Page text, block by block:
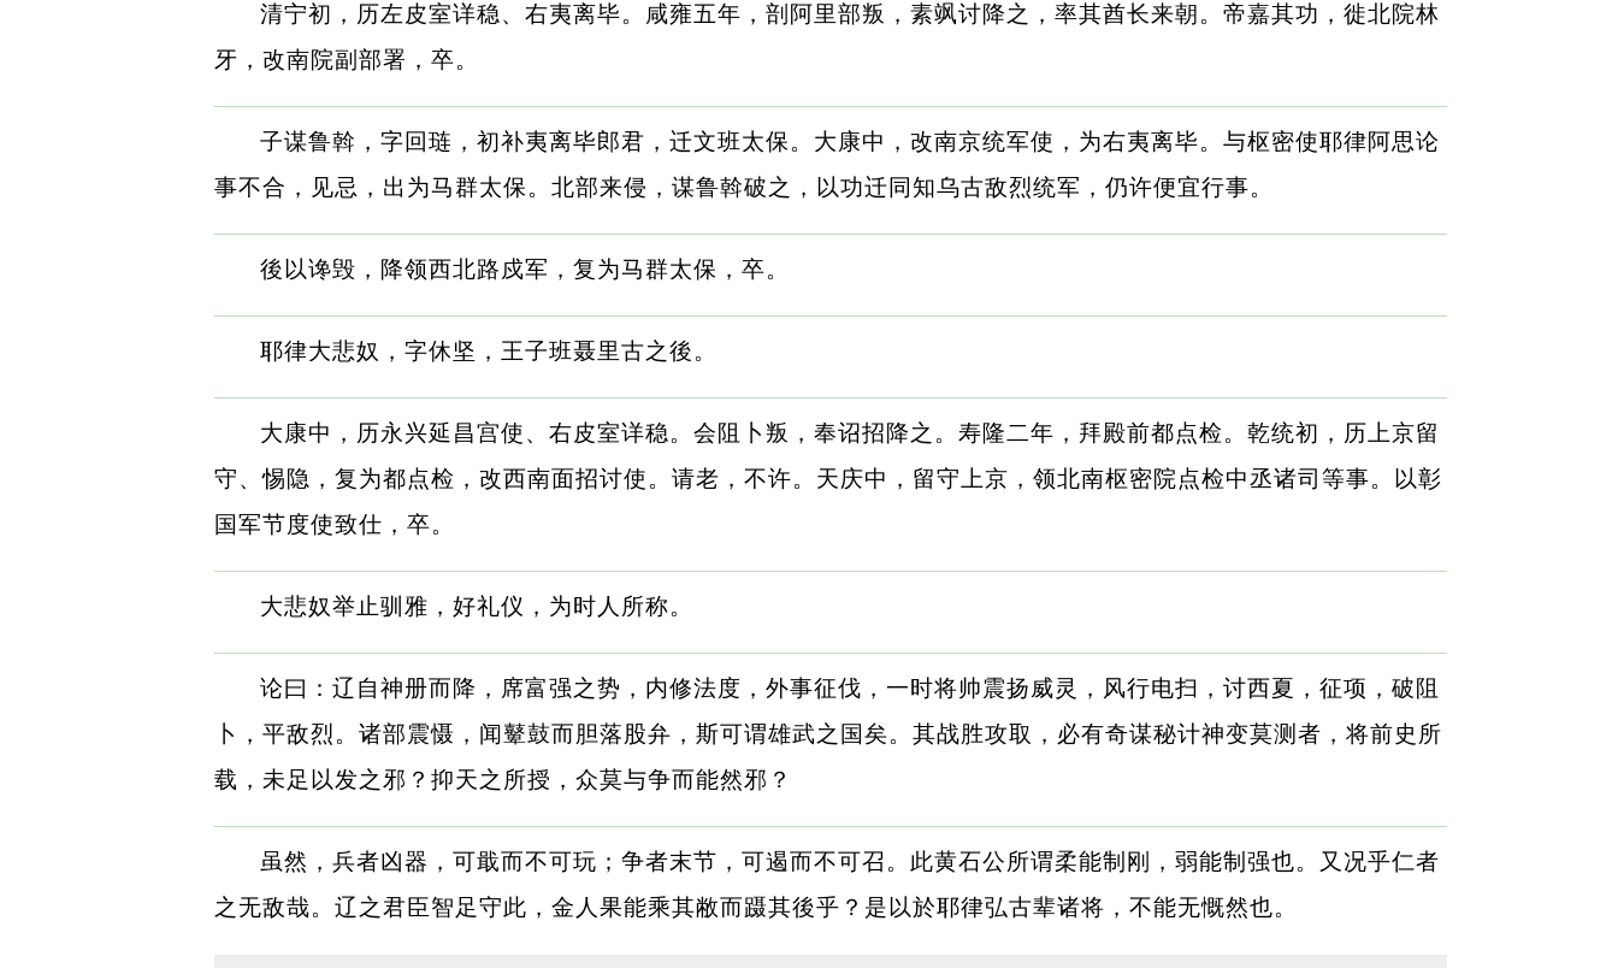
清宁初，历左皮室详稳、右夷离毕。咸雍五年，剖阿里部叛，素飒讨降之，率其酋长来朝。帝嘉其功，徙北院林
牙，改南院副部署，卒。
子谋鲁斡，字回琏，初补夷离毕郎君，迁文班太保。大康中，改南京统军使，为右夷离毕。与枢密使耶律阿思论
事不合，见忌，出为马群太保。北部来侵，谋鲁斡破之，以功迁同知乌古敌烈统军，仍许便宜行事。
後以谗毁，降领西北路戍军，复为马群太保，卒。
耶律大悲奴，字休坚，王子班聂里古之後。
大康中，历永兴延昌宫使、右皮室详稳。会阻卜叛，奉诏招降之。寿隆二年，拜殿前都点检。乾统初，历上京留
守、惕隐，复为都点检，改西南面招讨使。请老，不许。天庆中，留守上京，领北南枢密院点检中丞诸司等事。以彰
国军节度使致仕，卒。
大悲奴举止驯雅，好礼仪，为时人所称。
论曰：辽自神册而降，席富强之势，内修法度，外事征伐，一时将帅震扬威灵，风行电扫，讨西夏，征项，破阻
卜，平敌烈。诸部震慑，闻鼙鼓而胆落股弁，斯可谓雄武之国矣。其战胜攻取，必有奇谋秘计神变莫测者，将前史所
载，未足以发之邪？抑天之所授，众莫与争而能然邪？
虽然，兵者凶器，可戢而不可玩；争者末节，可遏而不可召。此黄石公所谓柔能制刚，弱能制强也。又况乎仁者
之无敌哉。辽之君臣智足守此，金人果能乘其敝而蹑其後乎？是以於耶律弘古辈诸将，不能无慨然也。